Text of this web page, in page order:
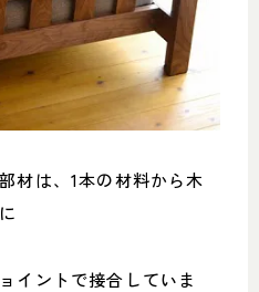
材は、1本の材料から木
イントで接合していま